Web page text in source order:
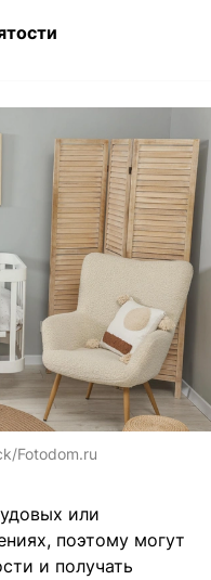
Fotodom.ru
или
поэтому могут
и получать